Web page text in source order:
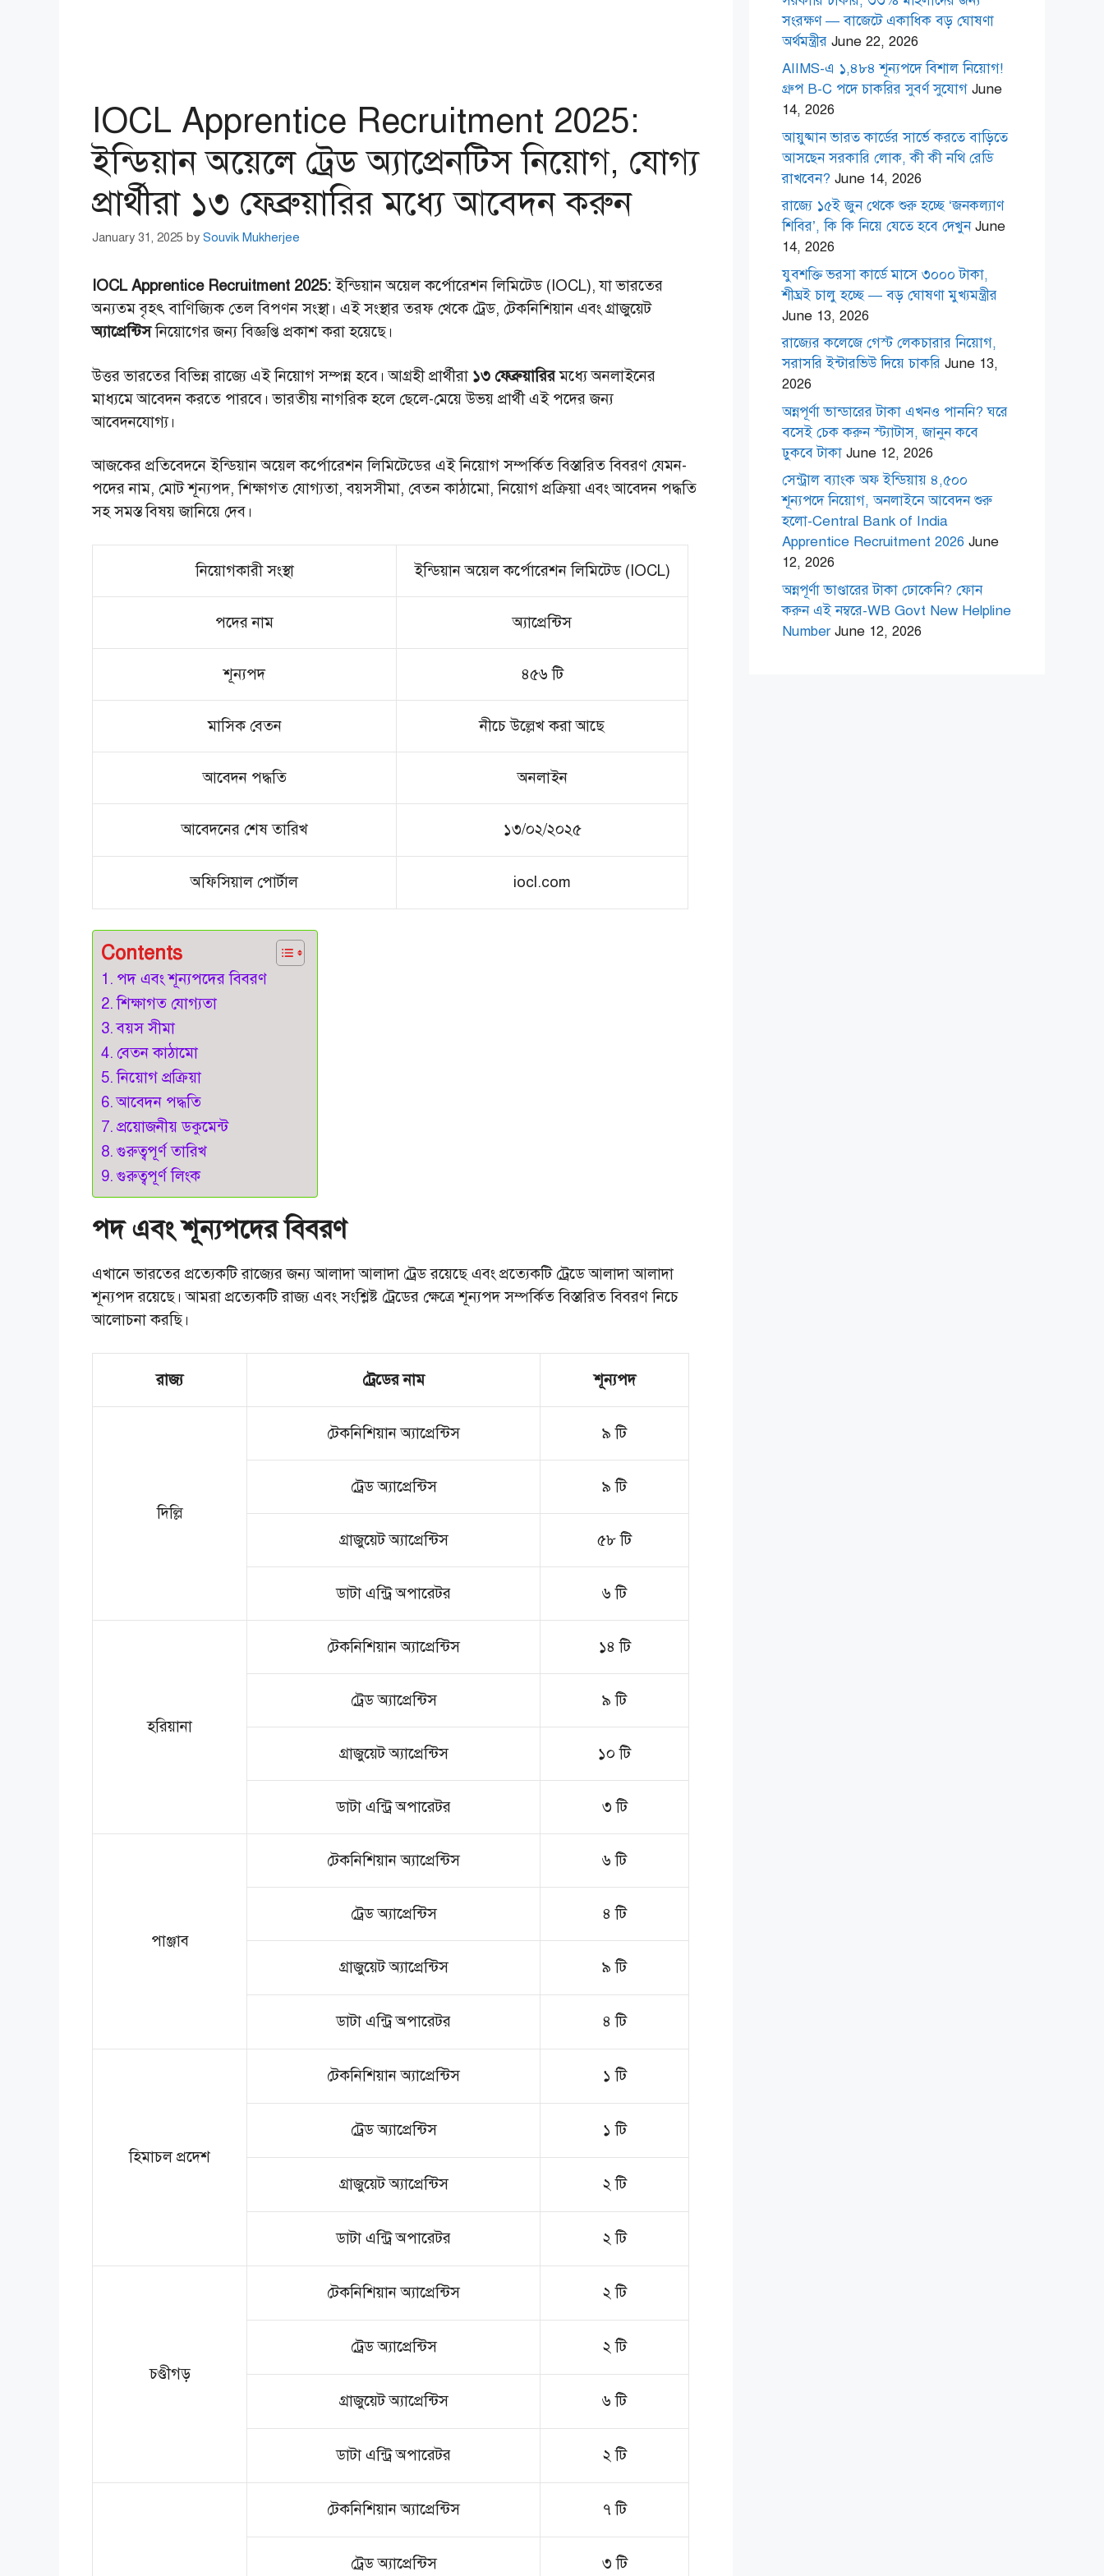
IOCL Apprentice Recruitment 2025:
ইন্ডিয়ান অয়েলে ট্রেড অ্যাপ্রেনটিস নিয়োগ, যোগ্য
প্রার্থীরা ১৩ ফেব্রুয়ারির মধ্যে আবেদন করুন
January 31, 2025 by Souvik Mukherjee
IOCL Apprentice Recruitment 2025: ইন্ডিয়ান অয়েল কর্পোরেশন লিমিটেড (IOCL), যা ভারতের
অন্যতম বৃহৎ বাণিজ্যিক তেল বিপণন সংস্থা। এই সংস্থার তরফ থেকে ট্রেড, টেকনিশিয়ান এবং গ্রাজুয়েট
অ্যাপ্রেন্টিসনিয়োগের জন্য বিজ্ঞপ্তি প্রকাশ করা হয়েছে।
উত্তর ভারতের বিভিন্ন রাজ্যে এই নিয়োগ সম্পন্ন হবে। আগ্রহী প্রার্থীরা ১৩ ফেব্রুয়ারিরমধ্যে অনলাইনের
মাধ্যমে আবেদন করতে পারবে। ভারতীয় নাগরিক হলে ছেলে-মেয়ে উভয় প্রার্থী এই পদের জন্য
আবেদনযোগ্য।
আজকের প্রতিবেদনে ইন্ডিয়ান অয়েল কর্পোরেশন লিমিটেডের এই নিয়োগ সম্পর্কিত বিস্তারিত বিবরণ যেমন-
পদের নাম, মোট শূন্যপদ, শিক্ষাগত যোগ্যতা, বয়সসীমা, বেতন কাঠামো, নিয়োগ প্রক্রিয়া এবং আবেদন পদ্ধতি
সহ সমস্ত বিষয় জানিয়ে দেব।
নিয়োগকারী সংস্থা ইন্ডিয়ান অয়েল কর্পোরেশন লিমিটেড (IOCL)
পদের নাম অ্যাপ্রেন্টিস
শূন্যপদ ৪৫৬ টি
মাসিক বেতন নীচে উল্লেখ করা আছে
আবেদন পদ্ধতি অনলাইন
আবেদনের শেষ তারিখ ১৩/০২/২০২৫
অফিসিয়াল পোর্টাল iocl.com
Contents
পদ এবং শূন্যপদের বিবরণ
শিক্ষাগত যোগ্যতা
বয়স সীমা
বেতন কাঠামো
নিয়োগ প্রক্রিয়া
আবেদন পদ্ধতি
প্রয়োজনীয় ডকুমেন্ট
গুরুত্বপূর্ণ তারিখ
গুরুত্বপূর্ণ লিংক
পদ এবং শূন্যপদের বিবরণ
এখানে ভারতের প্রত্যেকটি রাজ্যের জন্য আলাদা আলাদা ট্রেড রয়েছে এবং প্রত্যেকটি ট্রেডে আলাদা আলাদা
শূন্যপদ রয়েছে। আমরা প্রত্যেকটি রাজ্য এবং সংশ্লিষ্ট ট্রেডের ক্ষেত্রে শূন্যপদ সম্পর্কিত বিস্তারিত বিবরণ নিচে
আলোচনা করছি।
রাজ্য ট্রেডের নাম শূন্যপদ
দিল্লি
টেকনিশিয়ান অ্যাপ্রেন্টিস ৯ টি
ট্রেড অ্যাপ্রেন্টিস ৯ টি
গ্রাজুয়েট অ্যাপ্রেন্টিস ৫৮ টি
ডাটা এন্ট্রি অপারেটর ৬ টি
হরিয়ানা
টেকনিশিয়ান অ্যাপ্রেন্টিস ১৪ টি
ট্রেড অ্যাপ্রেন্টিস ৯ টি
গ্রাজুয়েট অ্যাপ্রেন্টিস ১০ টি
ডাটা এন্ট্রি অপারেটর ৩ টি
পাঞ্জাব
টেকনিশিয়ান অ্যাপ্রেন্টিস ৬ টি
ট্রেড অ্যাপ্রেন্টিস ৪ টি
গ্রাজুয়েট অ্যাপ্রেন্টিস ৯ টি
ডাটা এন্ট্রি অপারেটর ৪ টি
হিমাচল প্রদেশ
টেকনিশিয়ান অ্যাপ্রেন্টিস ১ টি
ট্রেড অ্যাপ্রেন্টিস ১ টি
গ্রাজুয়েট অ্যাপ্রেন্টিস ২ টি
ডাটা এন্ট্রি অপারেটর ২ টি
চণ্ডীগড়
টেকনিশিয়ান অ্যাপ্রেন্টিস ২ টি
ট্রেড অ্যাপ্রেন্টিস ২ টি
গ্রাজুয়েট অ্যাপ্রেন্টিস ৬ টি
ডাটা এন্ট্রি অপারেটর ২ টি
টেকনিশিয়ান অ্যাপ্রেন্টিস ৭ টি
ট্রেড অ্যাপ্রেন্টিস ৩ টি
সংরক্ষণ — বাজেটে একাধিক বড় ঘোষণা
অর্থমন্ত্রীর June 22, 2026
AIIMS-এ ১,৪৮৪ শূন্যপদে বিশাল নিয়োগ!
গ্রুপ B-C পদে চাকরির সুবর্ণ সুযোগ June
14, 2026
আয়ুষ্মান ভারত কার্ডের সার্ভে করতে বাড়িতে
আসছেন সরকারি লোক, কী কী নথি রেডি
রাখবেন? June 14, 2026
রাজ্যে ১৫ই জুন থেকে শুরু হচ্ছে ‘জনকল্যাণ
শিবির’, কি কি নিয়ে যেতে হবে দেখুন June
14, 2026
যুবশক্তি ভরসা কার্ডে মাসে ৩০০০ টাকা,
শীঘ্রই চালু হচ্ছে — বড় ঘোষণা মুখ্যমন্ত্রীর
June 13, 2026
রাজ্যের কলেজে গেস্ট লেকচারার নিয়োগ,
সরাসরি ইন্টারভিউ দিয়ে চাকরি June 13,
2026
অন্নপূর্ণা ভান্ডারের টাকা এখনও পাননি? ঘরে
বসেই চেক করুন স্ট্যাটাস, জানুন কবে
ঢুকবে টাকা June 12, 2026
সেন্ট্রাল ব্যাংক অফ ইন্ডিয়ায় ৪,৫০০
শূন্যপদে নিয়োগ, অনলাইনে আবেদন শুরু
হলো-Central Bank of India
Apprentice Recruitment 2026 June
12, 2026
অন্নপূর্ণা ভাণ্ডারের টাকা ঢোকেনি? ফোন
করুন এই নম্বরে-WB Govt New Helpline
Number June 12, 2026